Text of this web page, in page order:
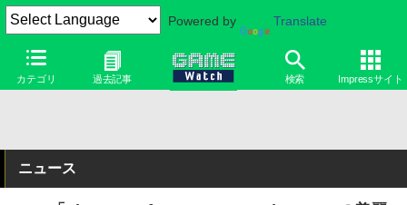
Powered by Translate
カテゴリ 過去記事 検索 Impressサイト
ニュース